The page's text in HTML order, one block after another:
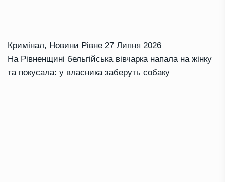
Кримінал, Новини Рівне 27 Липня 2026
На Рівненщині бельгійська вівчарка напала на жінку
та покусала: у власника заберуть собаку